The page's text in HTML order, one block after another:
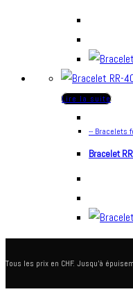
Lire la suite
-- Bracelets
Bracelet
Tous les prix en CHF. Jusqu'à